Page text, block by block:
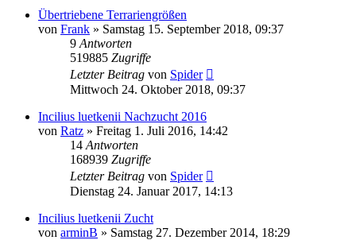
Übertriebene Terrariengrößen
von Frank » Samstag 15. September 2018, 09:37
9 Antworten
519885 Zugriffe
Letzter Beitrag von Spider
Mittwoch 24. Oktober 2018, 09:37
Incilius luetkenii Nachzucht 2016
von Ratz » Freitag 1. Juli 2016, 14:42
14 Antworten
168939 Zugriffe
Letzter Beitrag von Spider
Dienstag 24. Januar 2017, 14:13
Incilius luetkenii Zucht
von arminB » Samstag 27. Dezember 2014, 18:29